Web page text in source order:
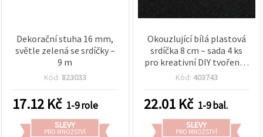
Dekorační stuha 16 mm,
světle zelená se srdíčky –
9 m
Kód: 823033
17.12 Kč 1-9 role
SLEVY
PRO MNOŽSTVÍ
Okouzlující bílá plastová
srdíčka 8 cm – sada 4 ks
pro kreativní DIY tvoření a
sváteční dekorace
Kód: 403743
22.01 Kč 1-9 bal.
SLEVY
PRO MNOŽSTVÍ